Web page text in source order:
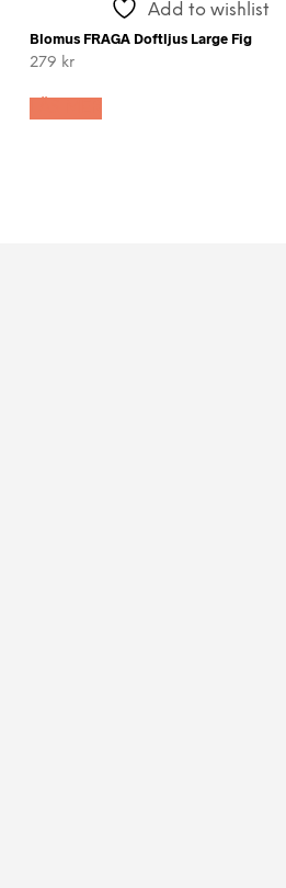
Add to wishlist
Blomus FRAGA Doftljus Large Fig
279 kr